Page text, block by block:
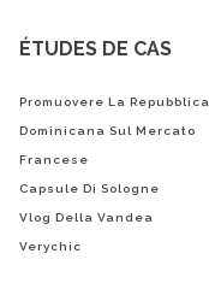
ÉTUDES DE CAS
Promuovere La Repubblica
Dominicana Sul Mercato
Francese
Capsule Di Sologne
Vlog Della Vandea
Verychic